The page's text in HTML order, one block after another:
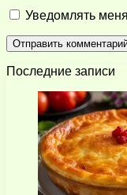
Уведомлять
Последние записи